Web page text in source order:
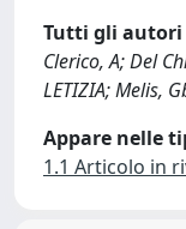
Tutti gli autori
Clerico, A; Del
LETIZIA; Melis,
Appare nelle
1.1 Articolo in